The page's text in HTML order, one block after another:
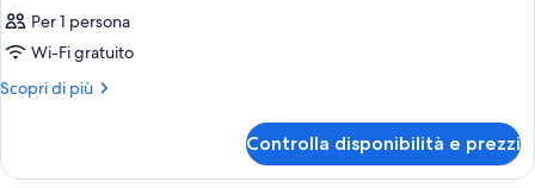
Per 1 persona
Wi-Fi gratuito
Scopri di più
Altri
Controlla disponibilità e prezzi